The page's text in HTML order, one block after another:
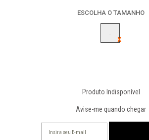
ESCOLHA O TAMANHO
-
Produto Indisponível
Avise-me quando chegar